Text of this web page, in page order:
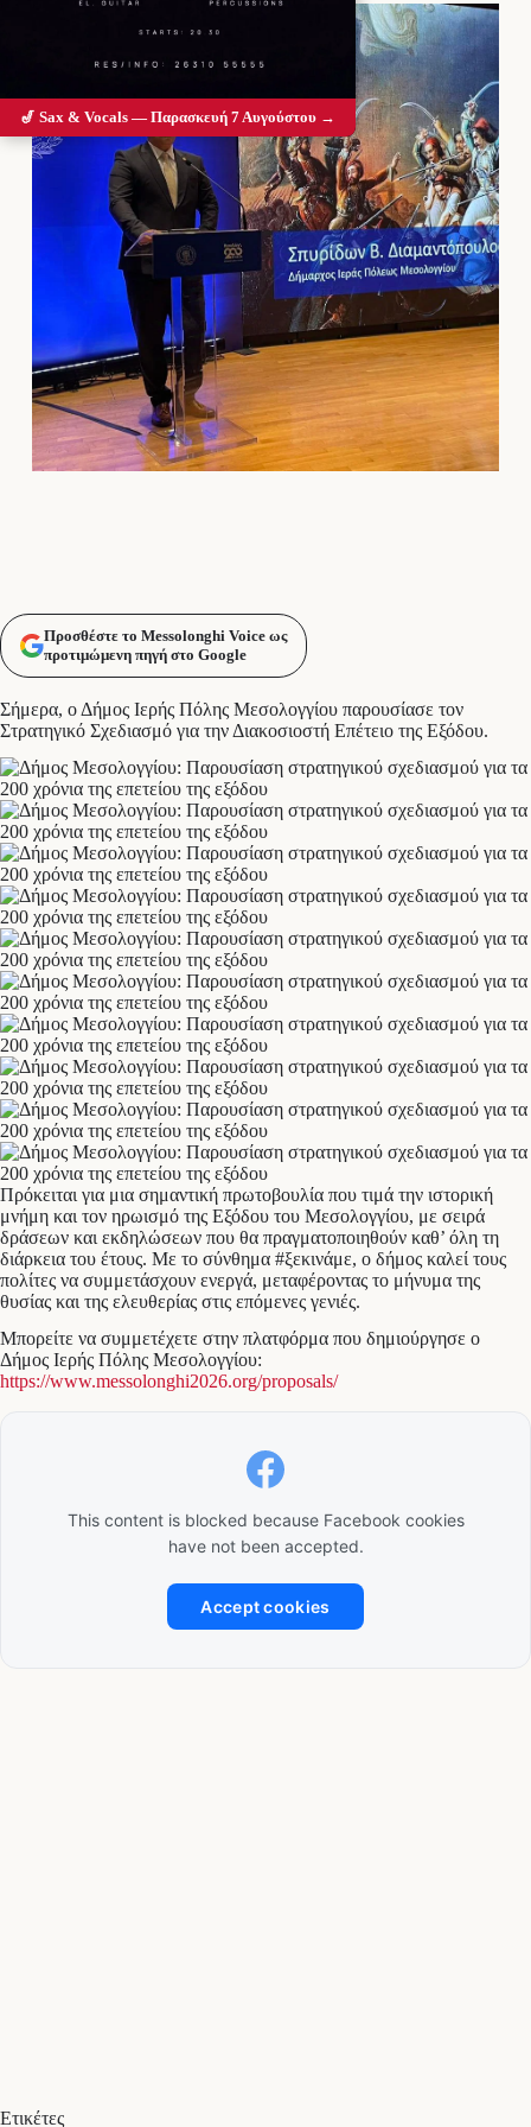
Προσθέστε το Messolonghi Voice ως
προτιμώμενη πηγή στο Google
Σήμερα, ο Δήμος Ιερής Πόλης Μεσολογγίου παρουσίασε τον
Στρατηγικό Σχεδιασμό για την Διακοσιοστή Επέτειο της Εξόδου.
Πρόκειται για μια σημαντική πρωτοβουλία που τιμά την ιστορική
μνήμη και τον ηρωισμό της Εξόδου του Μεσολογγίου, με σειρά
δράσεων και εκδηλώσεων που θα πραγματοποιηθούν καθ’ όλη τη
διάρκεια του έτους. Με το σύνθημα #ξεκινάμε, ο δήμος καλεί τους
πολίτες να συμμετάσχουν ενεργά, μεταφέροντας το μήνυμα της
θυσίας και της ελευθερίας στις επόμενες γενιές.
Μπορείτε να συμμετέχετε στην πλατφόρμα που δημιούργησε ο
Δήμος Ιερής Πόλης Μεσολογγίου:
https://www.messolonghi2026.org/proposals/
This content is blocked because Facebook cookies
have not been accepted.
Accept cookies
Ετικέτες
🎷 Sax & Vocals — Παρασκευή 7 Αυγούστου →